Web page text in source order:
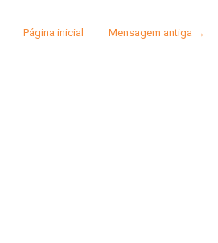
Mensagem antiga →
Página inicial